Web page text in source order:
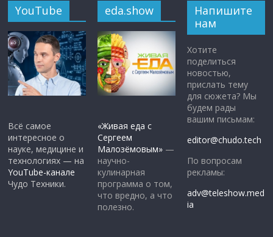
YouTube
Всё самое
интересное о
науке, медицине и
технологиях — на
YouTube-канале
Чудо Техники.
eda.show
«Живая еда с
Сергеем
Малозёмовым» —
научно-
кулинарная
программа о том,
что вредно, а что
полезно.
Напишите
нам
Хотите
поделиться
новостью,
прислать тему
для сюжета? Мы
будем рады
вашим письмам:
editor@chudo.tech
По вопросам
рекламы:
adv@teleshow.med
ia